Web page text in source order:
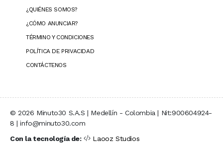
¿QUIÉNES SOMOS?
¿CÓMO ANUNCIAR?
TÉRMINO Y CONDICIONES
POLÍTICA DE PRIVACIDAD
CONTÁCTENOS
© 2026 Minuto30 S.A.S | Medellín - Colombia | Nit:900604924-
8 | info@minuto30.com
Con la tecnología de:
Laooz Studios